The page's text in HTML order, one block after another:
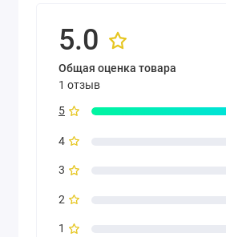
5.0
Общая оценка товара
1 отзыв
5
4
3
2
1